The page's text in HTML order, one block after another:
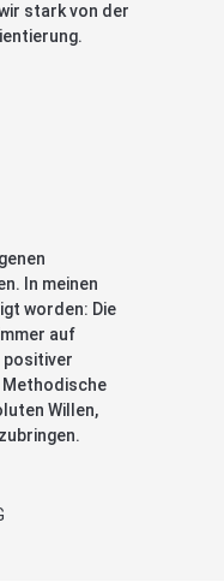
stark von der
In meinen
worden: Die
auf
positiver
Willen,